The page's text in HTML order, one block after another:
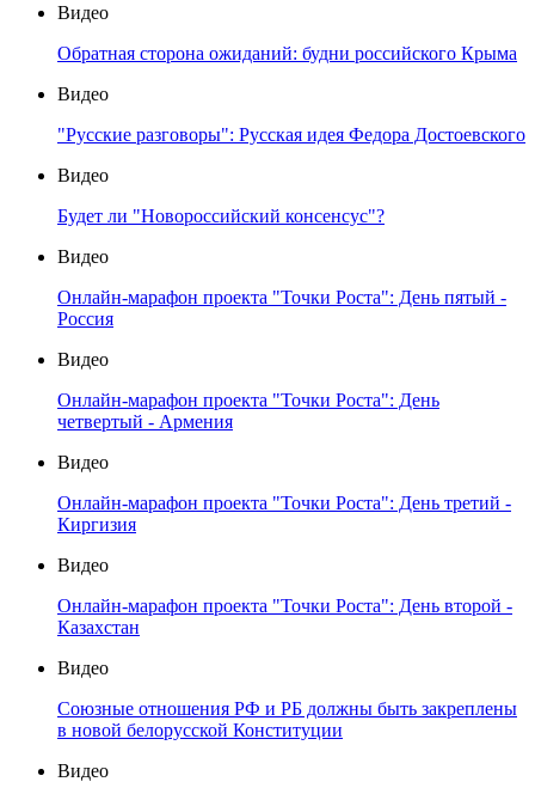
Видео
Обратная сторона ожиданий: будни российского Крыма
Видео
"Русские разговоры": Русская идея Федора Достоевского
Видео
Будет ли "Новороссийский консенсус"?
Видео
Онлайн-марафон проекта "Точки Роста": День пятый -
Россия
Видео
Онлайн-марафон проекта "Точки Роста": День
четвертый - Армения
Видео
Онлайн-марафон проекта "Точки Роста": День третий -
Киргизия
Видео
Онлайн-марафон проекта "Точки Роста": День второй -
Казахстан
Видео
Союзные отношения РФ и РБ должны быть закреплены
в новой белорусской Конституции
Видео